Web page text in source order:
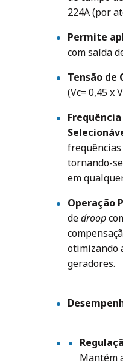
224A (por
Permite
com saída
Tensão de
(Vc= 0,45 x
frequências
tornando-
em
Operação
dedroop
otimizando
geradores.
Mantém